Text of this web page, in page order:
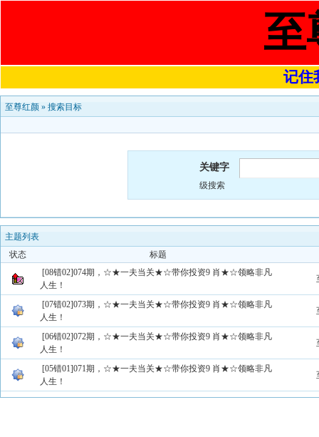
至
记住
至尊红颜 » 搜索目标
关键字
级搜索
主题列表
状态
标题
[08错02]074期，☆★一夫当关★☆带你投资9 肖★☆领略非凡
人生！
[07错02]073期，☆★一夫当关★☆带你投资9 肖★☆领略非凡
人生！
[06错02]072期，☆★一夫当关★☆带你投资9 肖★☆领略非凡
人生！
[05错01]071期，☆★一夫当关★☆带你投资9 肖★☆领略非凡
人生！